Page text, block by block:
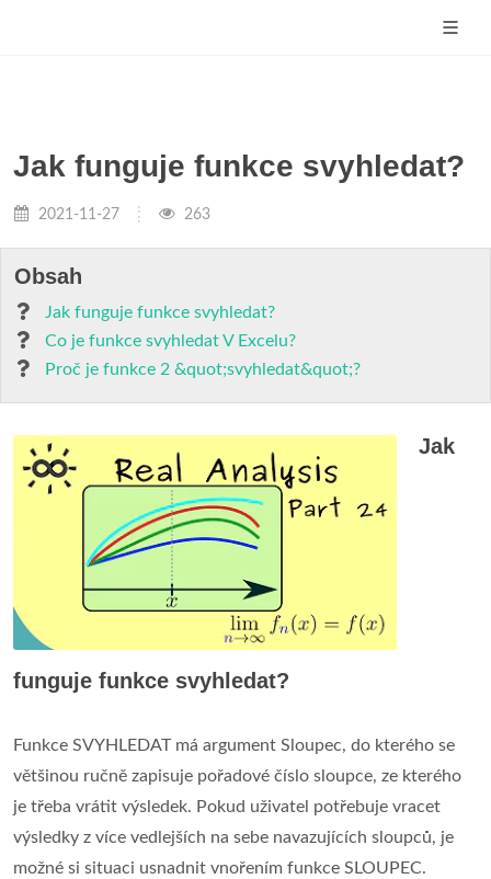
Jak funguje funkce svyhledat?
2021-11-27 263
Obsah
Jak funguje funkce svyhledat?
Co je funkce svyhledat V Excelu?
Proč je funkce 2 &quot;svyhledat&quot;?
Jak
funguje funkce svyhledat?
Funkce SVYHLEDAT má argument Sloupec, do kterého se
většinou ručně zapisuje pořadové číslo sloupce, ze kterého
je třeba vrátit výsledek. Pokud uživatel potřebuje vracet
výsledky z více vedlejších na sebe navazujících sloupců, je
možné si situaci usnadnit vnořením funkce SLOUPEC.